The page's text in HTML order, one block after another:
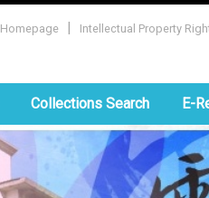
Homepage | Intellectual Property
Collections Search E-